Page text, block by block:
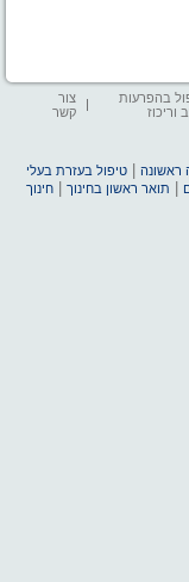
בהפרעות
וריכוז
צור
קשר
ראשונה |טיפול בעזרת בעלי
תואר ראשון בחינוך |חינוך